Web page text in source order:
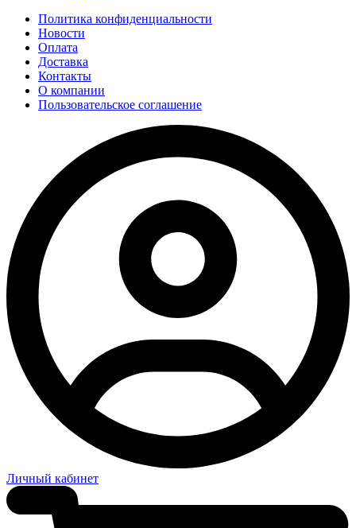
Политика конфиденциальности
Новости
Оплата
Доставка
Контакты
О компании
Пользовательское соглашение
Личный кабинет